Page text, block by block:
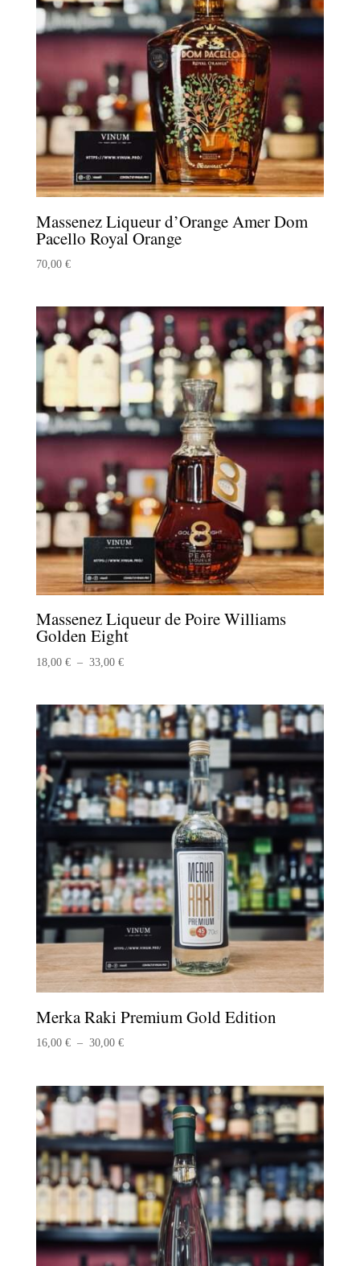
Massenez Liqueur d’Orange Amer Dom
Pacello Royal Orange
70,00 €
Massenez Liqueur de Poire Williams
Golden Eight
18,00 € – 33,00 €Plage
18,00 €
à
33,00 €
Merka Raki Premium Gold Edition
16,00 € – 30,00 €Plage
16,00 €
30,00 €